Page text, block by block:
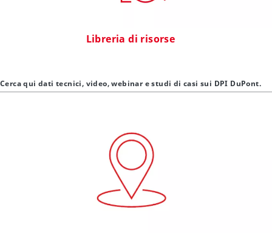
Libreria di risorse
Cerca qui dati tecnici, video, webinar e studi di casi sui DPI DuPont.